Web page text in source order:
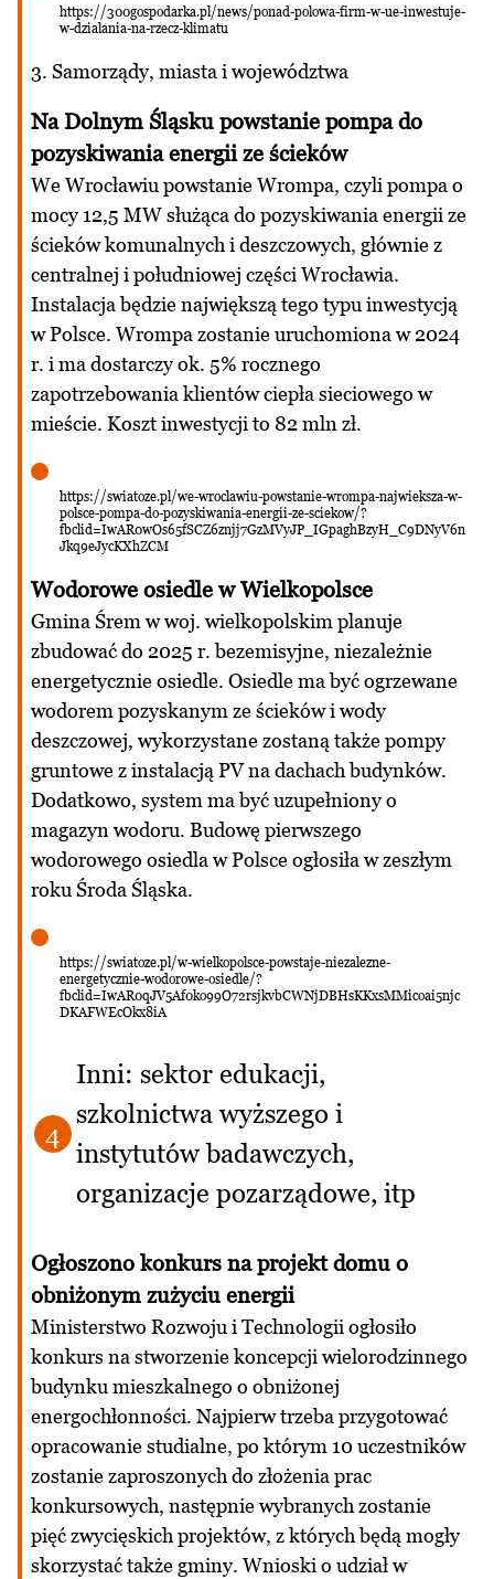
https://300gospodarka.pl/news/ponad-polowa-firm-w-ue-inwestuje-
w-dzialania-na-rzecz-klimatu
3. Samorządy, miasta i województwa
Na Dolnym Śląsku powstanie pompa do
pozyskiwania energii ze ścieków
We Wrocławiu powstanie Wrompa, czyli pompa o
mocy 12,5 MW służąca do pozyskiwania energii ze
ścieków komunalnych i deszczowych, głównie z
centralnej i południowej części Wrocławia.
Instalacja będzie największą tego typu inwestycją
w Polsce. Wrompa zostanie uruchomiona w 2024
r. i ma dostarczy ok. 5% rocznego
zapotrzebowania klientów ciepła sieciowego w
mieście. Koszt inwestycji to 82 mln zł.
https://swiatoze.pl/we-wroclawiu-powstanie-wrompa-najwieksza-w-
polsce-pompa-do-pozyskiwania-energii-ze-sciekow/?
fbclid=IwAR0wOs65fSCZ6znjj7GzMVyJP_IGpaghBzyH_C9DNyV6n
Jkq9eJycKXhZCM
Wodorowe osiedle w Wielkopolsce
Gmina Śrem w woj. wielkopolskim planuje
zbudować do 2025 r. bezemisyjne, niezależnie
energetycznie osiedle. Osiedle ma być ogrzewane
wodorem pozyskanym ze ścieków i wody
deszczowej, wykorzystane zostaną także pompy
gruntowe z instalacją PV na dachach budynków.
Dodatkowo, system ma być uzupełniony o
magazyn wodoru. Budowę pierwszego
wodorowego osiedla w Polsce ogłosiła w zeszłym
roku Środa Śląska.
https://swiatoze.pl/w-wielkopolsce-powstaje-niezalezne-
energetycznie-wodorowe-osiedle/?
fbclid=IwAR0qJV5Af0ko99O72rsjkvbCWNjDBHsKKxsMMicoai5njc
DKAFWEcOkx8iA
4
Inni: sektor edukacji,
szkolnictwa wyższego i
instytutów badawczych,
organizacje pozarządowe, itp
Ogłoszono konkurs na projekt domu o
obniżonym zużyciu energii
Ministerstwo Rozwoju i Technologii ogłosiło
konkurs na stworzenie koncepcji wielorodzinnego
budynku mieszkalnego o obniżonej
energochłonności. Najpierw trzeba przygotować
opracowanie studialne, po którym 10 uczestników
zostanie zaproszonych do złożenia prac
konkursowych, następnie wybranych zostanie
pięć zwycięskich projektów, z których będą mogły
skorzystać także gminy. Wnioski o udział w